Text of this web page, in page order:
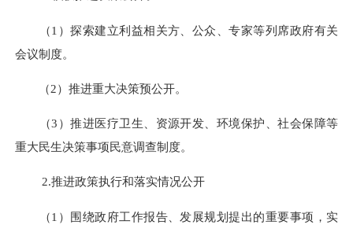
（1 ）探索建立利益相关方、公众、专家等列席政府有关
会议制度。
（2）推进重大决策预公开。
（3 ）推进医疗卫生、资源开发、环境保护、社会保障等
重大民生决策事项民意调查制度。
2.推进政策执行和落实情况公开
（1 ）围绕政府工作报告、发展规划提出的重要事项，实